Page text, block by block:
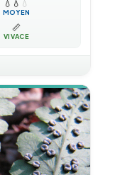
💧 💧 💧
MOYEN
📏
VIVACE